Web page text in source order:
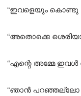
“ഇവളെയും കൊണ്ടു
“അതൊക്കെ
“എന്റെ അമ്മേ ഇവൾ
“ഞാൻ പറഞ്ഞല്ലോ